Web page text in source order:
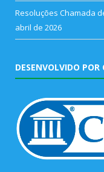
Resoluções Chamada
abril de 2026
DESENVOLVIDO POR